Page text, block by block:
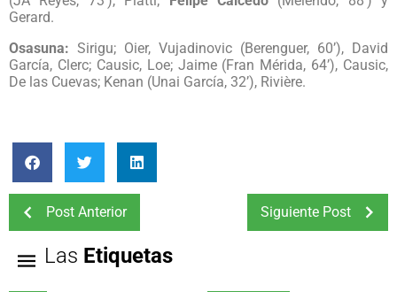
Gerard.
Osasuna: Sirigu; Oier, Vujadinovic (Berenguer, 60’), David
García, Clerc; Causic, Loe; Jaime (Fran Mérida, 64’), Causic,
De las Cuevas; Kenan (Unai García, 32’), Rivière.
Post Anterior Siguiente Post
Las Etiquetas